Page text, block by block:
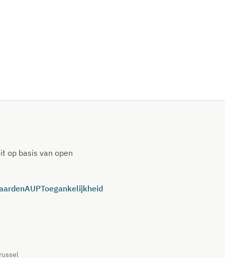
op basis van open
AUPToegankelijkheid